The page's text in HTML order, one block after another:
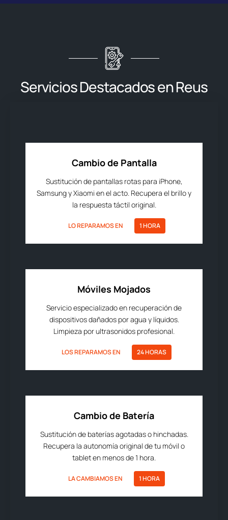
Servicios Destacados en Reus
Cambio de Pantalla
Sustitución de pantallas rotas para iPhone,
Samsung y Xiaomi en el acto. Recupera el brillo y
la respuesta táctil original.
LO REPARAMOS EN 1 HORA
Móviles Mojados
Servicio especializado en recuperación de
dispositivos dañados por agua y líquidos.
Limpieza por ultrasonidos profesional.
LOS REPARAMOS EN 24 HORAS
Cambio de Batería
Sustitución de baterías agotadas o hinchadas.
Recupera la autonomía original de tu móvil o
tablet en menos de 1 hora.
LA CAMBIAMOS EN 1 HORA